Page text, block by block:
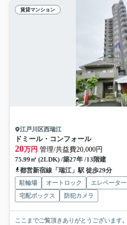
賃貸マンション
江戸川区西瑞江
ドミール・コンフォール
20万円 管理/共益費20,000円
75.99㎡ (2LDK) /築27年 /13階建
都営新宿線「瑞江」駅 徒歩29分
駐輪場 オートロック エレベーター
宅配ボックス
防犯カメラ
ここまでご覧頂きありがとうございます。 お部屋探しの際には、皆さま